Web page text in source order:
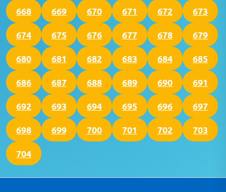
668 669 670 671 672 673
674 675 676 677 678 679
680 681 682 683 684 685
686 687 688 689 690 691
692 693 694 695 696 697
698 699 700 701 702 703
704